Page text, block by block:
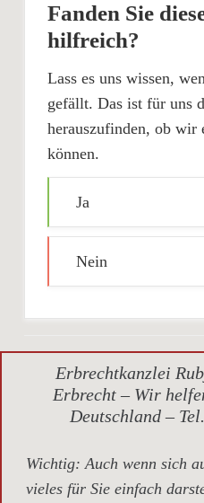
Fanden Sie
hilfreich?
Lass es uns wissen,
gefällt. Das ist für uns
herauszufinden, ob wir
können.
Ja
Nein
Erbrechtkanzlei
Erbrecht – Wir
Deutschland – Tel.
Wichtig: Auch wenn sich
vieles für Sie einfach